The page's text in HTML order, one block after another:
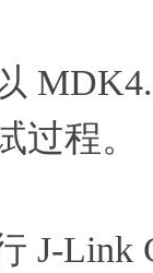
过程。
J-Link